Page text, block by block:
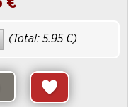
(Total:5.95 €)